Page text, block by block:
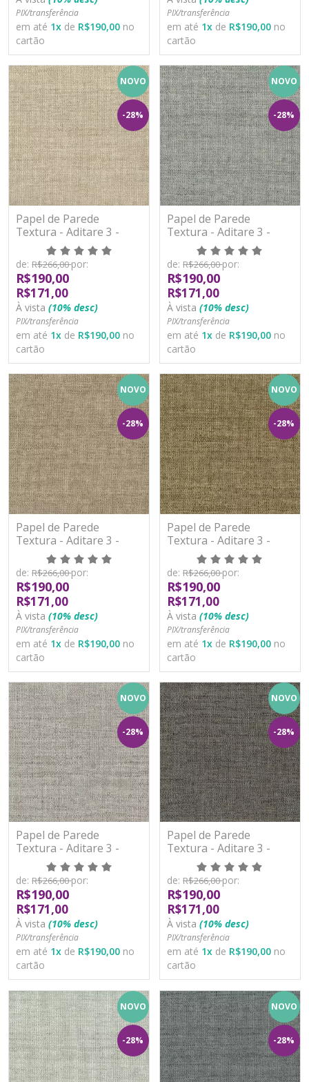
PIX/transferência
em até 1x de R$190,00 no
cartão
PIX/transferência
em até 1x de R$190,00 no
cartão
NOVO
-28%
Papel de Parede
Textura - Aditare 3 -
AD300205R - Vinílico
de: R$266,00por:
R$190,00
R$171,00
À vista (10% desc)
PIX/transferência
em até 1x de R$190,00 no
cartão
NOVO
-28%
Papel de Parede
Textura - Aditare 3 -
AD300206R - Vinílico
de: R$266,00por:
R$190,00
R$171,00
À vista (10% desc)
PIX/transferência
em até 1x de R$190,00 no
cartão
NOVO
-28%
Papel de Parede
Textura - Aditare 3 -
AD300207R - Vinílico
de: R$266,00por:
R$190,00
R$171,00
À vista (10% desc)
PIX/transferência
em até 1x de R$190,00 no
cartão
NOVO
-28%
Papel de Parede
Textura - Aditare 3 -
AD300208R - Vinílico
de: R$266,00por:
R$190,00
R$171,00
À vista (10% desc)
PIX/transferência
em até 1x de R$190,00 no
cartão
NOVO
-28%
Papel de Parede
Textura - Aditare 3 -
AD300209R - Vinílico
de: R$266,00por:
R$190,00
R$171,00
À vista (10% desc)
PIX/transferência
em até 1x de R$190,00 no
cartão
NOVO
-28%
Papel de Parede
Textura - Aditare 3 -
AD300210R - Vinílico
de: R$266,00por:
R$190,00
R$171,00
À vista (10% desc)
PIX/transferência
em até 1x de R$190,00 no
cartão
NOVO
-28%
NOVO
-28%